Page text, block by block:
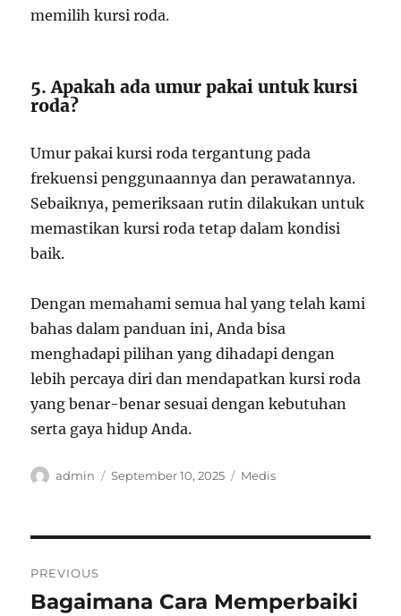
memilih kursi roda.
5. Apakah ada umur pakai untuk kursi
roda?
Umur pakai kursi roda tergantung pada
frekuensi penggunaannya dan perawatannya.
Sebaiknya, pemeriksaan rutin dilakukan untuk
memastikan kursi roda tetap dalam kondisi
baik.
Dengan memahami semua hal yang telah kami
bahas dalam panduan ini, Anda bisa
menghadapi pilihan yang dihadapi dengan
lebih percaya diri dan mendapatkan kursi roda
yang benar-benar sesuai dengan kebutuhan
serta gaya hidup Anda.
Author
admin
Posted
September 10, 2025 Categories
Medis
navigation
PREVIOUS
Previous
Bagaimana Cara Memperbaiki